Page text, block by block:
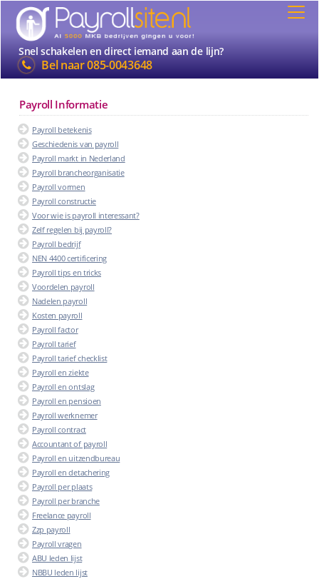
Snel schakelen en direct iemand aan de lijn?
Bel naar085-0043648
Payroll Informatie
Payroll betekenis
Geschiedenis van payroll
Payroll markt in Nederland
Payroll brancheorganisatie
Payroll vormen
Payroll constructie
Voor wie is payroll interessant?
Zelf regelen bij payroll?
Payroll bedrijf
NEN 4400 certificering
Payroll tips en tricks
Voordelen payroll
Nadelen payroll
Kosten payroll
Payroll factor
Payroll tarief
Payroll tarief checklist
Payroll en ziekte
Payroll en ontslag
Payroll en pensioen
Payroll werknemer
Payroll contract
Accountant of payroll
Payroll en uitzendbureau
Payroll en detachering
Payroll per plaats
Payroll per branche
Freelance payroll
Zzp payroll
Payroll vragen
ABU leden lijst
NBBU leden lijst